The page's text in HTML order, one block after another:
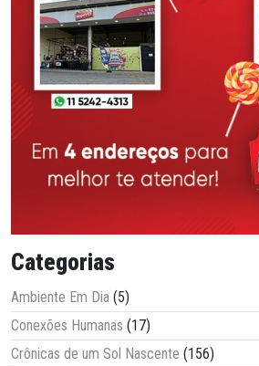
Categorias
Ambiente Em Dia (5)
Conexões Humanas (17)
Crônicas de um Sol Nascente (156)